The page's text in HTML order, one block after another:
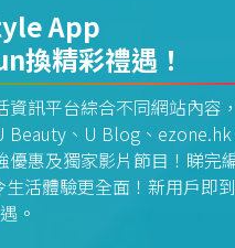
App
換精彩禮遇！
訊平台綜合不同網站內容
、U Blog、ezone.hk
優惠及獨家影片節目！睇完
活體驗更全面！新用戶即
。